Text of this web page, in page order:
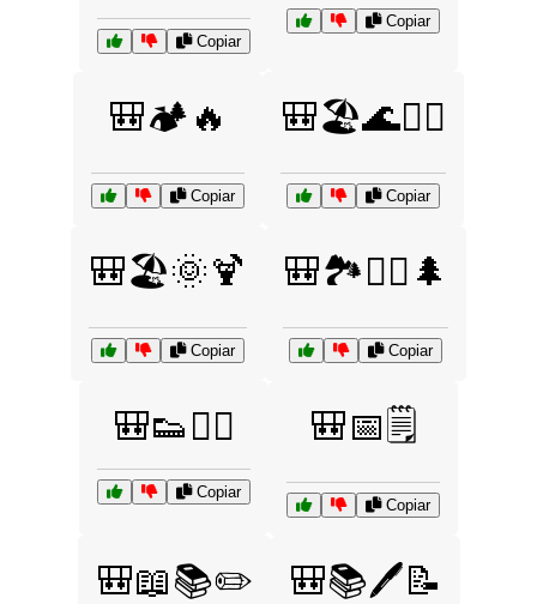
Copiar
Copiar
🎒🏕️🔥
Copiar
🎒🏖️🌊🏄‍♀️
Copiar
🎒🏖️🌞🍹
Copiar
🎒🏞️🚶‍♂️🌲
Copiar
🎒👟🏃‍♂️
Copiar
🎒📅🗒️
Copiar
🎒📖📚✏️ 🎒📚🖊️📝